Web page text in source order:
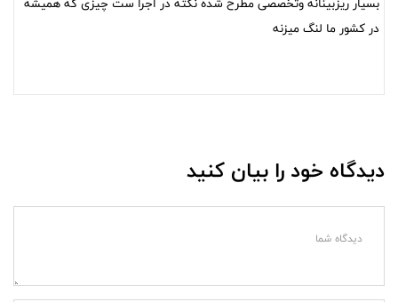
در کشور ما لنگ میزنه
دیدگاه خود را بیان کنید